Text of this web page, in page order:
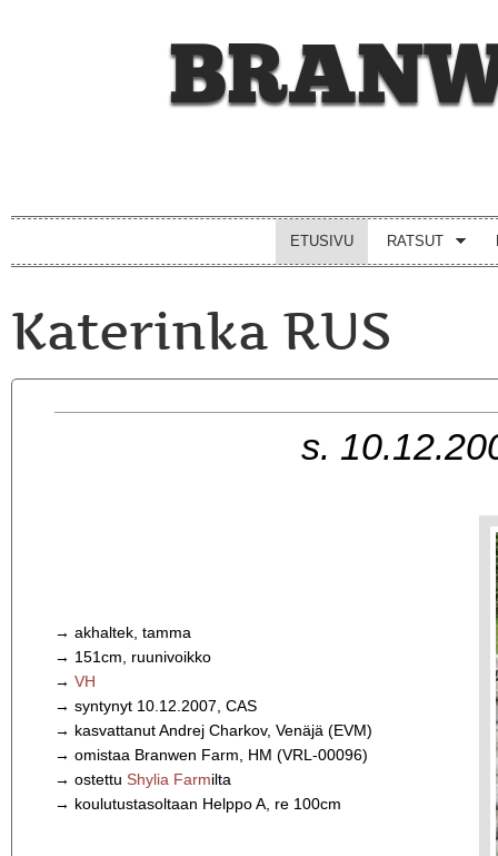
ETUSIVU RATSUT
Katerinka RUS
s.
→ akhaltek, tamma
→ 151cm, ruunivoikko
→ VH
→ syntynyt 10.12.2007, CAS
→ kasvattanut Andrej Charkov, Venäjä (EVM)
→ omistaa Branwen Farm, HM (VRL-00096)
→ ostettu Shylia Farmilta
→ koulutustasoltaan Helppo A, re 100cm